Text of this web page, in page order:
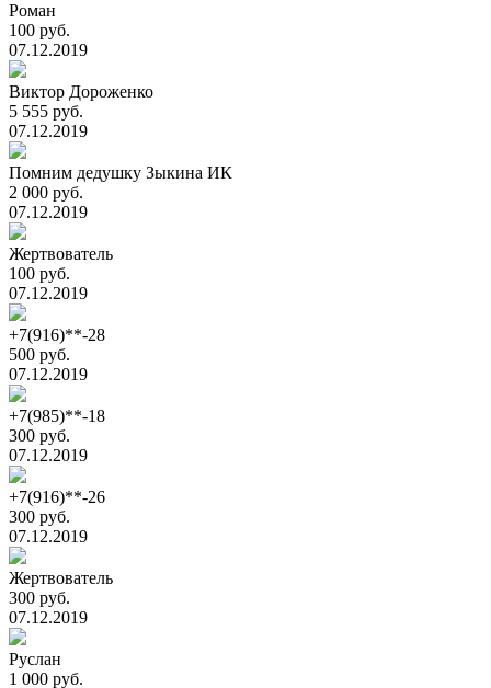
Роман
100 руб.
07.12.2019
Виктор Дороженко
5 555 руб.
07.12.2019
Помним дедушку Зыкина ИК
2 000 руб.
07.12.2019
Жертвователь
100 руб.
07.12.2019
+7(916)**-28
500 руб.
07.12.2019
+7(985)**-18
300 руб.
07.12.2019
+7(916)**-26
300 руб.
07.12.2019
Жертвователь
300 руб.
07.12.2019
Руслан
1 000 руб.